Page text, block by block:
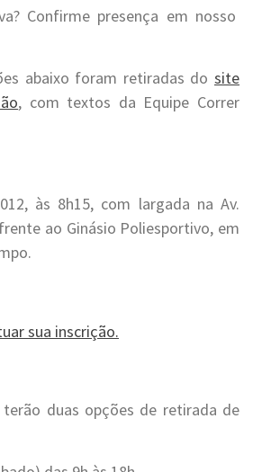
Confirme presença em nosso
abaixo foram retiradas do site
, com textos da Equipe Correr
às 8h15, com largada na Av.
ao Ginásio Poliesportivo, em
sua inscrição.
duas opções de retirada de